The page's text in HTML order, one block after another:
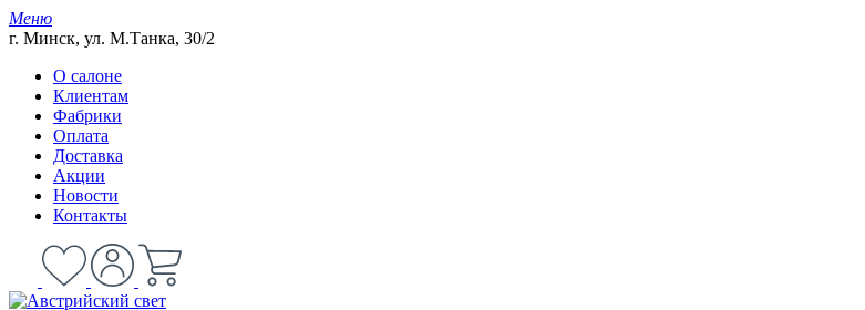
Меню
г. Минск, ул. М.Танка, 30/2
О салоне
Клиентам
Фабрики
Оплата
Доставка
Акции
Новости
Контакты